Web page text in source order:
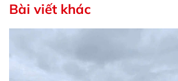
Bài viết khác